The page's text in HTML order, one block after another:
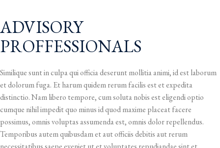
ADVISORY
PROFFESSIONALS
Similique sunt in culpa qui officia deserunt mollitia animi, id est laborum
et dolorum fuga. Et harum quidem rerum facilis est et expedita
distinctio. Nam libero tempore, cum soluta nobis est eligendi optio
cumque nihil impedit quo minus id quod maxime placeat facere
possimus, omnis voluptas assumenda est, omnis dolor repellendus.
Temporibus autem quibusdam et aut officiis debitis aut rerum